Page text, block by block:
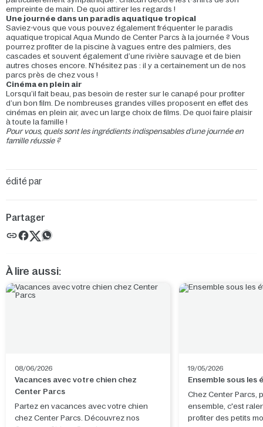
empreinte de main. De quoi attirer les regards !
Une journée dans un paradis aquatique tropical
Saviez-vous que vous pouvez également fréquenter le paradis
aquatique tropical Aqua Mundo de Center Parcs à la journée ? Vous
pourrez profiter de la piscine à vagues entre des palmiers, des
cascades et souvent également d’une rivière sauvage et de bien
autres choses encore. N’hésitez pas : il y a certainement un de nos
parcs près de chez vous !
Cinéma en plein air
Lorsqu’il fait beau, pas besoin de rester sur le canapé pour profiter
d’un bon film. De nombreuses grandes villes proposent en effet des
cinémas en plein air, avec un large choix de films. De quoi faire plaisir
à toute la famille !
Pour vous, quels sont les ingrédients indispensables d’une journée en
famille réussie ?
édité par
Partager
À lire aussi:
08/06/2026
Vacances avec votre chien chez
Center Parcs
Partez en vacances avec votre chien
chez Center Parcs. Découvrez nos
19/05/2026
Ensemble sous les
Chez Center Parcs,
ensemble, c'est
profiter des petits